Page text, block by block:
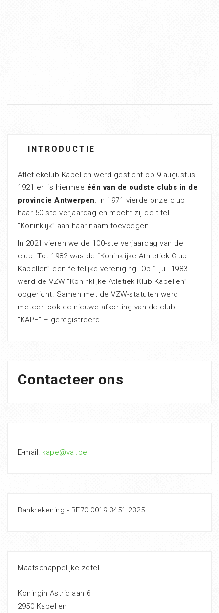
INTRODUCTIE
Atletiekclub Kapellen werd gesticht op 9 augustus
1921 en is hiermee één van de oudste clubs in de
provincie Antwerpen. In 1971 vierde onze club
haar 50-ste verjaardag en mocht zij de titel
“Koninklijk” aan haar naam toevoegen.
In 2021 vieren we de 100-ste verjaardag van de
club. Tot 1982 was de “Koninklijke Athletiek Club
Kapellen” een feitelijke vereniging. Op 1 juli 1983
werd de VZW “Koninklijke Atletiek Klub Kapellen”
opgericht. Samen met de VZW-statuten werd
meteen ook de nieuwe afkorting van de club –
“KAPE” – geregistreerd.
Contacteer ons
E-mail: kape@val.be
Bankrekening - BE70 0019 3451 2325
Maatschappelijke zetel
Koningin Astridlaan 6
2950 Kapellen